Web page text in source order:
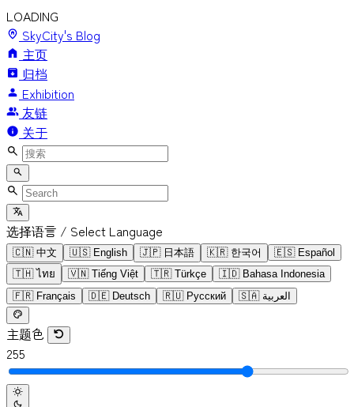
LOADING
SkyCity's Blog
主页
归档
Exhibition
友链
关于
选择语言 / Select Language
🇨🇳 中文 🇺🇸 English 🇯🇵 日本語 🇰🇷 한국어 🇪🇸 Español
🇹🇭 ไทย 🇻🇳 Tiếng Việt 🇹🇷 Türkçe 🇮🇩 Bahasa Indonesia
🇫🇷 Français 🇩🇪 Deutsch 🇷🇺 Русский 🇸🇦 العربية
主题色
255